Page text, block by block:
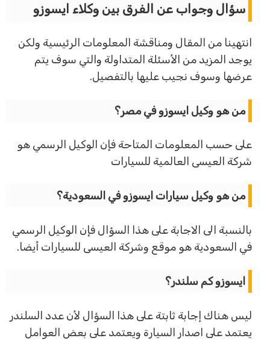
سؤال وجواب عن الفرق بين وكلاء ايسوزو
انتهينا من المقال ومناقشة المعلومات الرئيسية ولكن
يوجد المزيد من الأسئلة المتداولة والتي سوف يتم
عرضها وسوف نجيب عليها بالتفصيل.
من هو وكيل ايسوزو في مصر؟
على حسب المعلومات المتاحة فإن الوكيل الرسمي هو
شركة العيسى العالمية للسيارات
من هو وكيل سيارات ايسوزو في السعودية؟
بالنسبة الى الاجابة على هذا السؤال فإن الوكيل الرسمي
في السعودية هو موقع وشركة العيسى للسيارات أيضا.
ايسوزو كم سلندر؟
ليس هناك إجابة ثابتة على هذا السؤال لأن عدد السلندر
يعتمد على اصدار السيارة ويعتمد على بعض العوامل